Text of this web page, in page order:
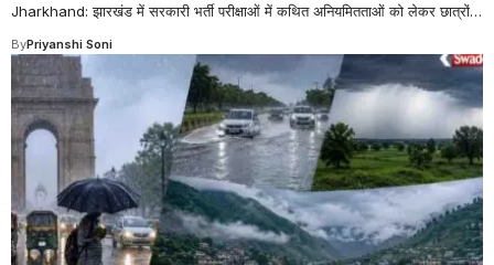
Jharkhand: झारखंड में सरकारी भर्ती परीक्षाओं में कथित अनियमितताओं को लेकर छात्रों…
ByPriyanshi Soni